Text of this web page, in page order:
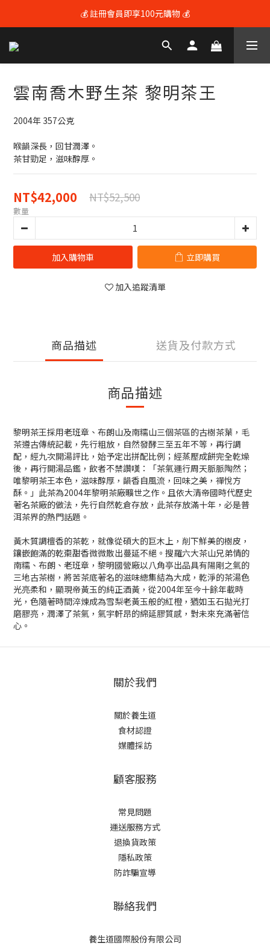
💰 註冊會員即享100元購物 💰
💰 註冊會員即享100元購物 💰
🚚 全館滿$3600享免運（限本島) 🚚
雲南喬木野生茶 黎明茶王
2004年 357公克
喉韻深長，回甘潤澤。
茶甘勁足，滋味醇厚。
NT$42,000 NT$52,500
數量
加入購物車 立即購買
加入追蹤清單
商品描述 送貨及付款方式
商品描述
黎明茶王採用老班章、布朗山及南糯山三個茶區的古樹茶葉，毛
茶遵古傳統記載，先行粗放，自然發酵三至五年不等，再行調
配，經九次開湯評比，始予定出拼配比例；經蒸壓成餅完全乾燥
後，再行開湯品鑑，飲者不禁讚嘆：「茶氣運行周天脈脈陶然；
唯黎明茶王本色，滋味醇厚，韻香自風流，回味之美，禪悅方
酥。」此茶為2004年黎明茶廠曠世之作。且依大清帝國時代歷史
著名茶廠的做法，先行自然乾倉存放，此茶存放滿十年，必是普
洱茶界的熱門話題。
黃木質調檀香的茶乾，就像從碩大的巨木上，削下鮮美的樹皮，
鑲嵌飽滿的乾棗甜香微微散出蔓延不絕。搜羅六大茶山兄弟情的
南糯、布朗、老班章，黎明國營廠以八角亭出品具有陽剛之氣的
三地古茶樹，將苦茶底著名的滋味總集結為大成，乾淨的茶湯色
光亮柔和，顯現帝黃玉的純正酒黃，從2004年至今十餘年載時
光，色隨著時間淬煉成為雪梨老黃玉般的紅橙，猶如玉石拋光打
磨膠亮，潤澤了茶氣，氣宇軒昂的綿延膠質感，對未來充滿著信
心。
關於我們
關於養生道
食材認證
媒體採訪
顧客服務
常見問題
運送服務方式
退換貨政策
隱私政策
防詐騙宣導
聯絡我們
養生道國際股份有限公司